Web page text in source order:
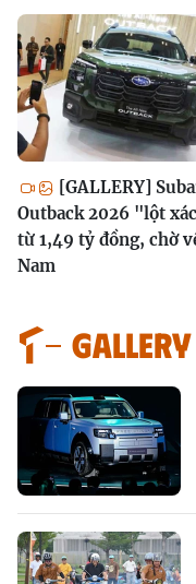
[GALLERY]
Outback 2026 "lột
từ 1,49 tỷ đồng, chờ
Nam